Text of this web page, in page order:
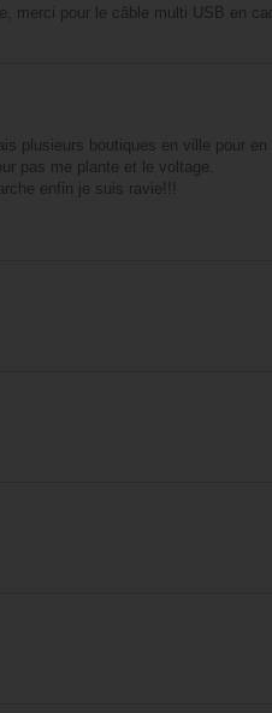
merci pour le câble multi USB en
plusieurs boutiques en ville pour
pas me plante et le voltage.
enfin je suis ravie!!!